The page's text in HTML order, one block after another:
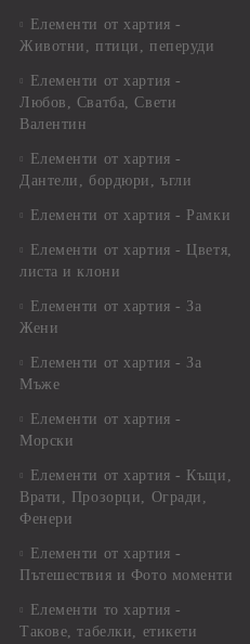
Елементи от хартия -
Животни, птици, пеперуди
Елементи от хартия -
Любов, Сватба, Свети
Валентин
Елементи от хартия -
Дантели, бордюри, ъгли
Елементи от хартия - Рамки
Елементи от хартия - Цветя,
листа и клони
Елементи от хартия - За
Жени
Елементи от хартия - За
Мъже
Елементи от хартия -
Морски
Елементи от хартия - Къщи,
Врати, Прозорци, Огради,
Фенери
Елементи от хартия -
Пътешествия и Фото моменти
Елементи то хартия -
Такове, табелки, етикети